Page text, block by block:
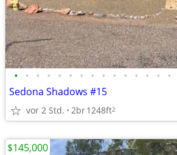
• • • • • • • • • • • • • • •
Sedona Shadows #15
vor 2 Std. 2br1248ft2
$145,000